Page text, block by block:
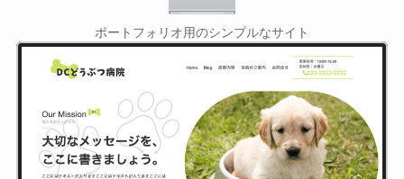
ポートフォリオ用のシンプルなサイト